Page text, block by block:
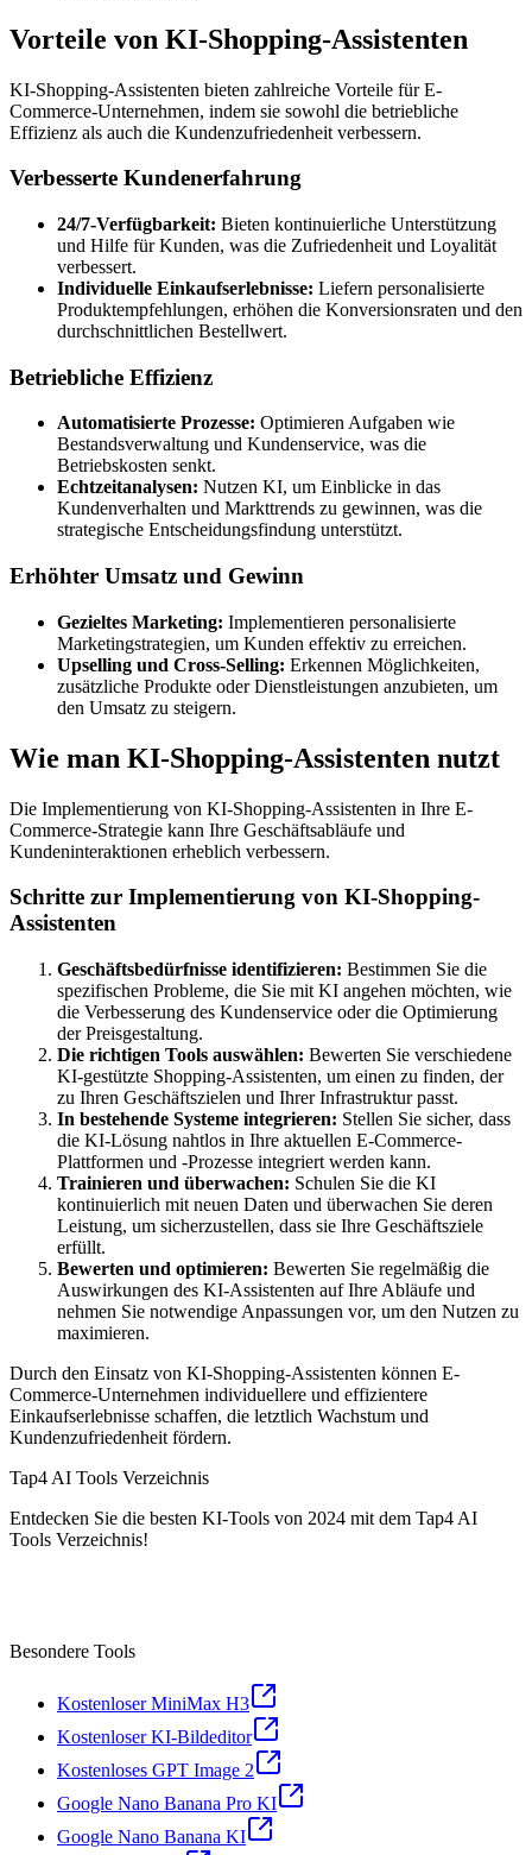
Vorteile von KI-Shopping-Assistenten
KI-Shopping-Assistenten bieten zahlreiche Vorteile für E-
Commerce-Unternehmen, indem sie sowohl die betriebliche
Effizienz als auch die Kundenzufriedenheit verbessern.
Verbesserte Kundenerfahrung
24/7-Verfügbarkeit: Bieten kontinuierliche Unterstützung
und Hilfe für Kunden, was die Zufriedenheit und Loyalität
verbessert.
Individuelle Einkaufserlebnisse: Liefern personalisierte
Produktempfehlungen, erhöhen die Konversionsraten und den
durchschnittlichen Bestellwert.
Betriebliche Effizienz
Automatisierte Prozesse: Optimieren Aufgaben wie
Bestandsverwaltung und Kundenservice, was die
Betriebskosten senkt.
Echtzeitanalysen: Nutzen KI, um Einblicke in das
Kundenverhalten und Markttrends zu gewinnen, was die
strategische Entscheidungsfindung unterstützt.
Erhöhter Umsatz und Gewinn
Gezieltes Marketing: Implementieren personalisierte
Marketingstrategien, um Kunden effektiv zu erreichen.
Upselling und Cross-Selling: Erkennen Möglichkeiten,
zusätzliche Produkte oder Dienstleistungen anzubieten, um
den Umsatz zu steigern.
Wie man KI-Shopping-Assistenten nutzt
Die Implementierung von KI-Shopping-Assistenten in Ihre E-
Commerce-Strategie kann Ihre Geschäftsabläufe und
Kundeninteraktionen erheblich verbessern.
Schritte zur Implementierung von KI-Shopping-
Assistenten
Geschäftsbedürfnisse identifizieren: Bestimmen Sie die
spezifischen Probleme, die Sie mit KI angehen möchten, wie
die Verbesserung des Kundenservice oder die Optimierung
der Preisgestaltung.
Die richtigen Tools auswählen: Bewerten Sie verschiedene
KI-gestützte Shopping-Assistenten, um einen zu finden, der
zu Ihren Geschäftszielen und Ihrer Infrastruktur passt.
In bestehende Systeme integrieren: Stellen Sie sicher, dass
die KI-Lösung nahtlos in Ihre aktuellen E-Commerce-
Plattformen und -Prozesse integriert werden kann.
Trainieren und überwachen: Schulen Sie die KI
kontinuierlich mit neuen Daten und überwachen Sie deren
Leistung, um sicherzustellen, dass sie Ihre Geschäftsziele
erfüllt.
Bewerten und optimieren: Bewerten Sie regelmäßig die
Auswirkungen des KI-Assistenten auf Ihre Abläufe und
nehmen Sie notwendige Anpassungen vor, um den Nutzen zu
maximieren.
Durch den Einsatz von KI-Shopping-Assistenten können E-
Commerce-Unternehmen individuellere und effizientere
Einkaufserlebnisse schaffen, die letztlich Wachstum und
Kundenzufriedenheit fördern.
Tap4 AI Tools Verzeichnis
Entdecken Sie die besten KI-Tools von 2024 mit dem Tap4 AI
Tools Verzeichnis!
Besondere Tools
Kostenloser MiniMax H3
Kostenloser KI-Bildeditor
Kostenloses GPT Image 2
Google Nano Banana Pro KI
Google Nano Banana KI